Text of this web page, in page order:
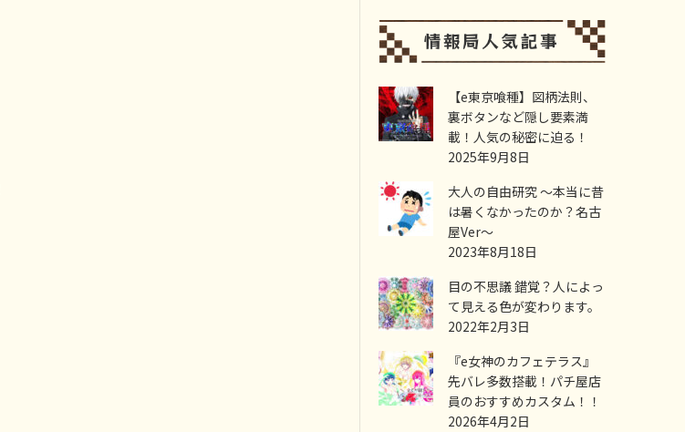
【e東京喰種】図柄法則、
裏ボタンなど隠し要素満
載！人気の秘密に迫る！
2025年9月8日
大人の自由研究 ～本当に昔
は暑くなかったのか？名古
屋Ver～
2023年8月18日
目の不思議 錯覚？人によっ
て見える色が変わります。
2022年2月3日
『e女神のカフェテラス』
先バレ多数搭載！パチ屋店
員のおすすめカスタム！！
2026年4月2日